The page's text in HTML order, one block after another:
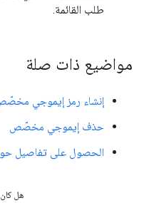
طلب القائمة.
مواضيع ذات صلة
إنشاء رمز إيموجي
حذف إيموجي مخصّص
الحصول على تفاصيل
هل